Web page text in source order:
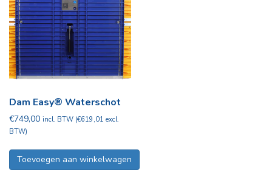
Dam Easy® Waterschot
€749,00 incl. BTW (€619,01 excl.
BTW)
Toevoegen aan winkelwagen